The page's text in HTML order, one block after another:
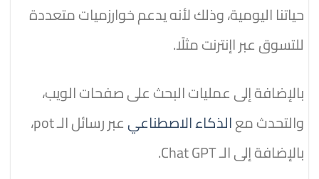
حياتنا اليومية، وذلك لأنه يدعم خوارزميات متعددة
للتسوق عبر اإنترنت مثلًا.
بالإضافة إلى عمليات البحث على صفحات الويب،
والتحدث معالذكاء الاصطناعي
عبر رسائل الـ pot،
بالإضافة إلى الـ Chat GPT.